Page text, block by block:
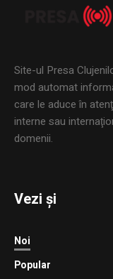
Site-ul Presa
mod automat
care le aduce în
interne sau
domenii.
Vezi și
Noi
Popular